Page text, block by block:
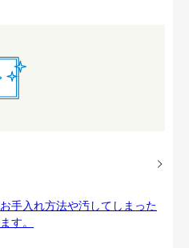
手入れ方法や汚してしまった
す。